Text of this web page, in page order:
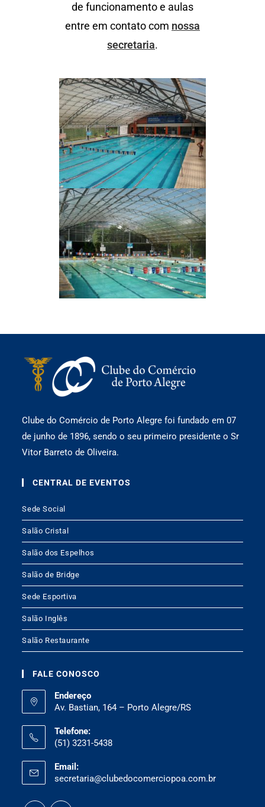
de funcionamento e aulas
entre em contato com nossa
secretaria.
Clube do Comércio de Porto Alegre foi fundado em 07
de junho de 1896, sendo o seu primeiro presidente o Sr
Vitor Barreto de Oliveira.
CENTRAL DE EVENTOS
Sede Social
Salão Cristal
Salão dos Espelhos
Salão de Bridge
Sede Esportiva
Salão Inglês
Salão Restaurante
FALE CONOSCO
Endereço
Av. Bastian, 164 – Porto Alegre/RS
Telefone:
(51) 3231-5438
Email:
secretaria@clubedocomerciopoa.com.br